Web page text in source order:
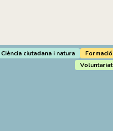
Ciència ciutadana i natura
Formació
Voluntariat